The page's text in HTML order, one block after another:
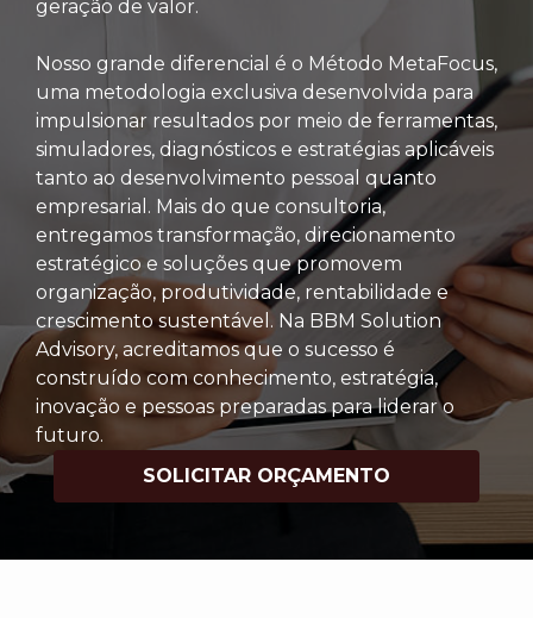
geração de valor.
Nosso grande diferencial é o Método MetaFocus,
uma metodologia exclusiva desenvolvida para
impulsionar resultados por meio de ferramentas,
simuladores, diagnósticos e estratégias aplicáveis
tanto ao desenvolvimento pessoal quanto
empresarial. Mais do que consultoria,
entregamos transformação, direcionamento
estratégico e soluções que promovem
organização, produtividade, rentabilidade e
crescimento sustentável. Na BBM Solution
Advisory, acreditamos que o sucesso é
construído com conhecimento, estratégia,
inovação e pessoas preparadas para liderar o
futuro.
SOLICITAR ORÇAMENTO